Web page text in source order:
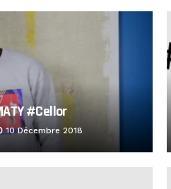
#Cellor
10 Décembre 2018